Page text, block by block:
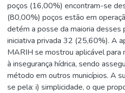
poços (16,00%) encontram-se
(80,00%) poços estão em
detém a posse da maioria
iniciativa privada 32 (25,60%). A
MARIH se mostrou aplicável para
à insegurança hídrica, sendo
método em outros municípios. A
se pela: i) simplicidade, o que